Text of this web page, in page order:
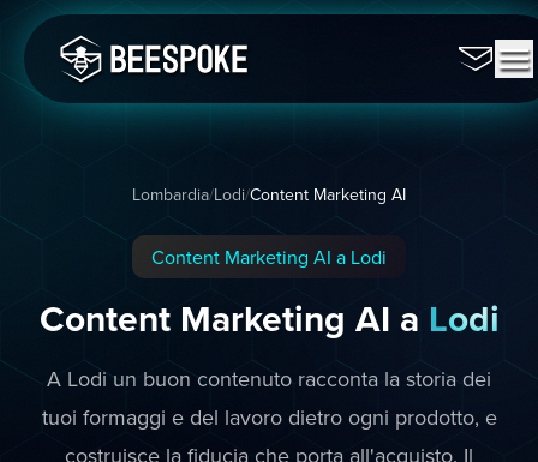
Lombardia/Lodi/Content Marketing AI
Content Marketing AI a Lodi
Content Marketing AI a Lodi
A Lodi un buon contenuto racconta la storia dei
tuoi formaggi e del lavoro dietro ogni prodotto, e
costruisce la fiducia che porta all'acquisto. Il